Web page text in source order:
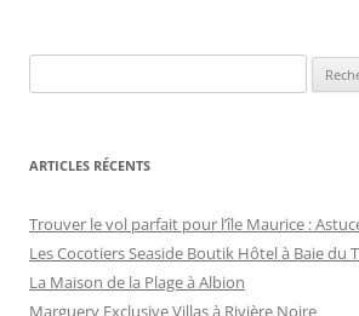
ARTICLES RÉCENTS
Trouver le vol parfait pour l’île Maurice :
Les Cocotiers Seaside Boutik Hôtel à Baie du
La Maison de la Plage à Albion
Marguery Exclusive Villas à Rivière Noire